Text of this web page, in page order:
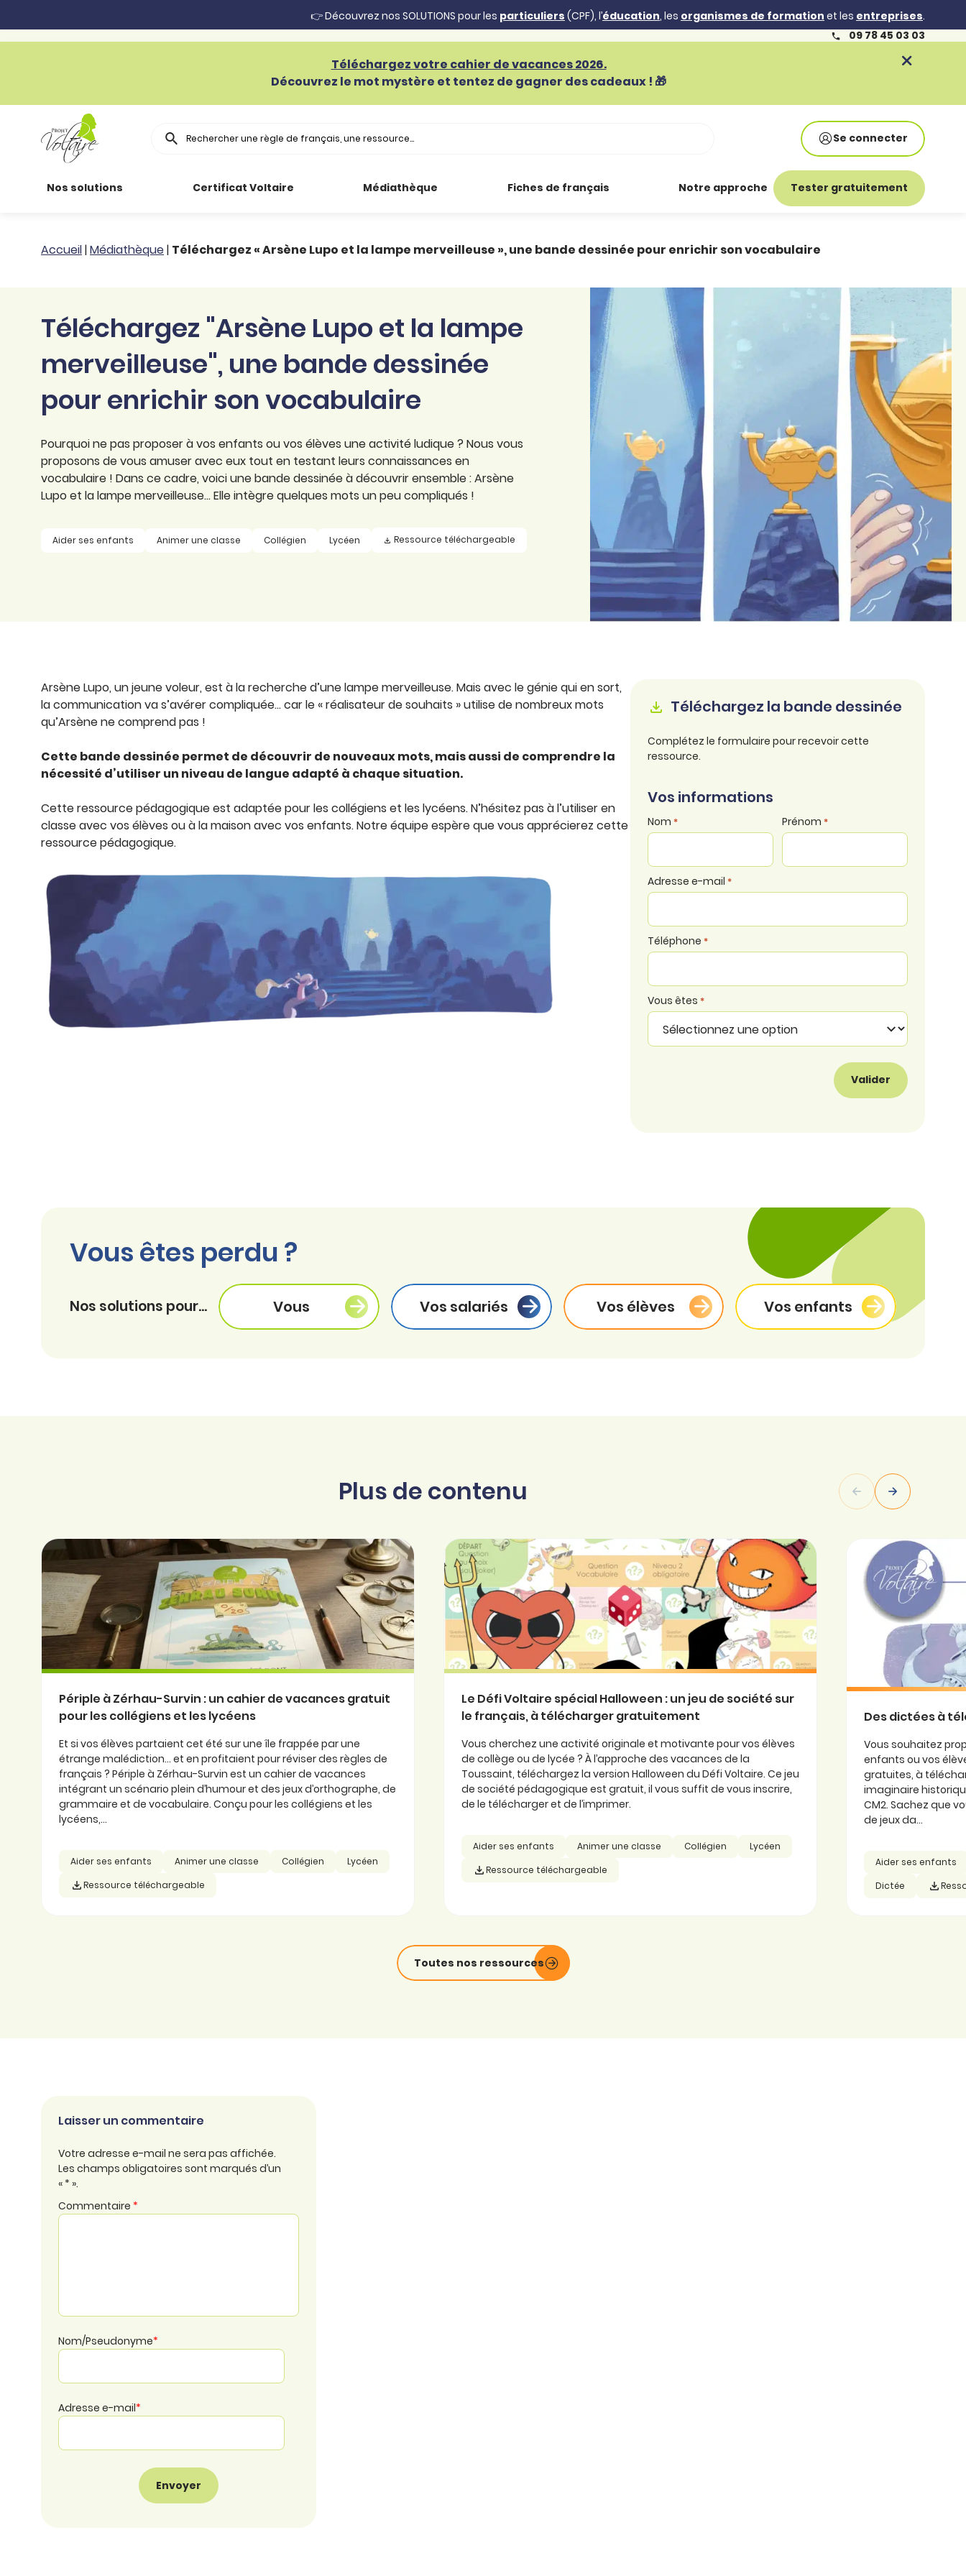
👉 Découvrez nos SOLUTIONS pour les particuliers (CPF), l’éducation, les organismes de formation et les entreprises.
09 78 45 03 03
Téléchargez votre cahier de vacances 2026.
Découvrez le mot mystère et tentez de gagner des cadeaux ! 🎁
Rechercher Se connecter
Nos solutions
Particuliers
Secteur public
formation
Évaluer le niveau de ses
salariés
Certificat Voltaire Médiathèque
Toutes nos
professionnel
Animer une classe
Aider ses enfants
salariés
Explorer la langue
française
ouvrages
Fiches de français
Conjugaison
Règle
d’orthographe
Syntaxe
Toutes nos fiches
Notre approche Tester gratuitement
Accueil|Médiathèque| Téléchargez « Arsène Lupo et la lampe merveilleuse », une bande dessinée pour enrichir son vocabulaire
Téléchargez "Arsène Lupo et la lampe
merveilleuse", une bande dessinée
pour enrichir son vocabulaire
Pourquoi ne pas proposer à vos enfants ou vos élèves une activité ludique ? Nous vous
proposons de vous amuser avec eux tout en testant leurs connaissances en
vocabulaire ! Dans ce cadre, voici une bande dessinée à découvrir ensemble : Arsène
Lupo et la lampe merveilleuse... Elle intègre quelques mots un peu compliqués !
Aider ses enfants Animer une classe Collégien Lycéen Ressource téléchargeable
Arsène Lupo, un jeune voleur, est à la recherche d’une lampe merveilleuse. Mais avec le génie qui en sort,
la communication va s’avérer compliquée… car le « réalisateur de souhaits » utilise de nombreux mots
qu’Arsène ne comprend pas !
Cette bande dessinée permet de découvrir de nouveaux mots, mais aussi de comprendre la
nécessité d’utiliser un niveau de langue adapté à chaque situation.
Cette ressource pédagogique est adaptée pour les collégiens et les lycéens. N’hésitez pas à l’utiliser en
classe avec vos élèves ou à la maison avec vos enfants. Notre équipe espère que vous apprécierez cette
ressource pédagogique.
Téléchargez la bande dessinée
Complétez le formulaire pour recevoir cette
ressource.
Vos informations
Nom * Prénom *
Adresse e-mail *
Téléphone *
Vous êtes *
Vous êtes perdu ?
Nos solutions pour... Vous Vos salariés Vos élèves Vos enfants
Plus de contenu
Périple à Zérhau-Survin : un cahier de vacances gratuit
pour les collégiens et les lycéens
Et si vos élèves partaient cet été sur une île frappée par une
étrange malédiction… et en profitaient pour réviser des règles de
français ? Périple à Zérhau-Survin est un cahier de vacances
intégrant un scénario plein d’humour et des jeux d’orthographe, de
grammaire et de vocabulaire. Conçu pour les collégiens et les
lycéens,...
Aider ses enfants Animer une classe Collégien
Lycéen
Ressource téléchargeable
Le Défi Voltaire spécial Halloween : un jeu de société sur
le français, à télécharger gratuitement
Vous cherchez une activité originale et motivante pour vos élèves
de collège ou de lycée ? À l’approche des vacances de la
Toussaint, téléchargez la version Halloween du Défi Voltaire. Ce jeu
de société pédagogique est gratuit, il vous suffit de vous inscrire,
de le télécharger et de l’imprimer.
Aider ses enfants Animer une classe Collégien
Lycéen
Ressource téléchargeable
Des dictées à
Vous souhaitez
enfants ou vos
gratuites, à
imaginaire
CM2. Sachez que
de jeux da...
Aider ses enfants
Dictée
Toutes nos ressources
Laisser un commentaire
Votre adresse e-mail ne sera pas affichée.
Les champs obligatoires sont marqués d’un
« * ».
Commentaire *
Nom/Pseudonyme*
Adresse e-mail*